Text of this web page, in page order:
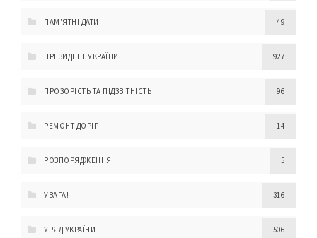
ПАМ'ЯТНІ ДАТИ 49
ПРЕЗИДЕНТ УКРАЇНИ 927
ПРОЗОРІСТЬ ТА ПІДЗВІТНІСТЬ 96
РЕМОНТ ДОРІГ 14
РОЗПОРЯДЖЕННЯ 5
УВАГА! 316
УРЯД УКРАЇНИ 506